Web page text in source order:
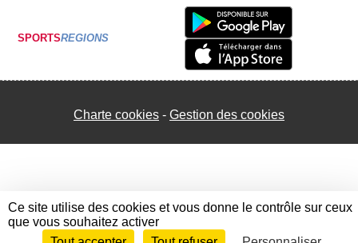
SPORTSREGIONS
Charte cookies Gestion des cookies
Ce site utilise des cookies et vous donne le contrôle sur ceux
que vous souhaitez activer